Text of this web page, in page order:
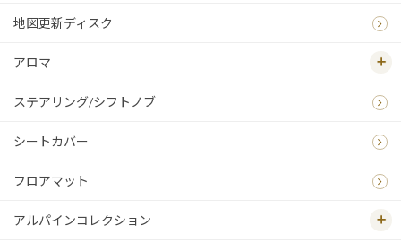
地図更新ディスク
アロマ
ステアリング/シフトノブ
シートカバー
フロアマット
アルパインコレクション